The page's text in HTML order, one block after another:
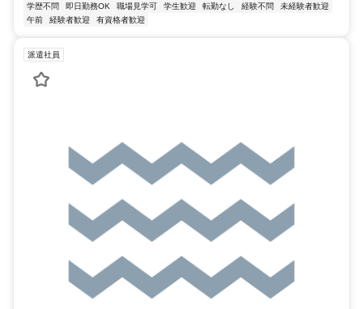
学歴不問
即日勤務OK 職場見学可 学生歓迎 転勤なし 経験不問
未経験者歓迎
午前
経験者歓迎 有資格者歓迎
派遣社員